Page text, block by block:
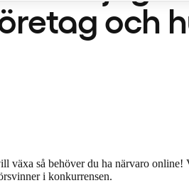
och
så behöver du ha närvaro
i konkurrensen.